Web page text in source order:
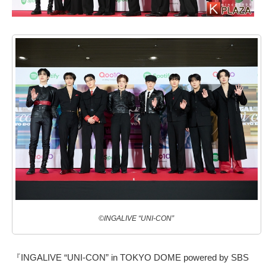
©INGALIVE “UNI-CON”
『INGALIVE “UNI-CON” in TOKYO DOME powered by SBS